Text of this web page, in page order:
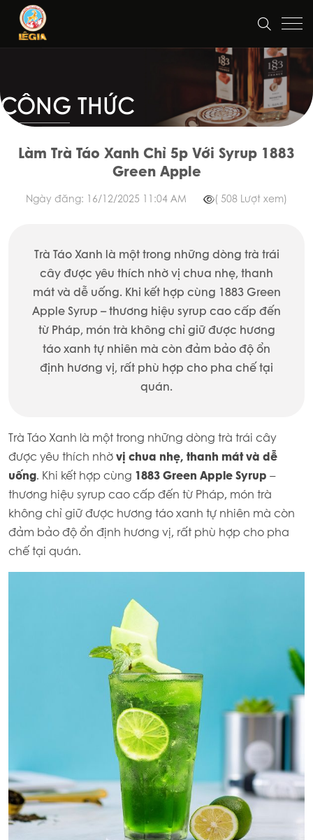
CÔNG THỨC
Làm Trà Táo Xanh Chỉ 5p Với Syrup 1883
Green Apple
Ngày đăng: 16/12/2025 11:04 AM ( 508 Lượt xem)
Trà Táo Xanh là một trong những dòng trà trái
cây được yêu thích nhờ vị chua nhẹ, thanh
mát và dễ uống. Khi kết hợp cùng 1883 Green
Apple Syrup – thương hiệu syrup cao cấp đến
từ Pháp, món trà không chỉ giữ được hương
táo xanh tự nhiên mà còn đảm bảo độ ổn
định hương vị, rất phù hợp cho pha chế tại
quán.
Trà Táo Xanh là một trong những dòng trà trái cây
được yêu thích nhờvị chua nhẹ, thanh mát và dễ
uống. Khi kết hợp cùng 1883 Green Apple Syrup –
thương hiệu syrup cao cấp đến từ Pháp, món trà
không chỉ giữ được hương táo xanh tự nhiên mà còn
đảm bảo độ ổn định hương vị, rất phù hợp cho pha
chế tại quán.